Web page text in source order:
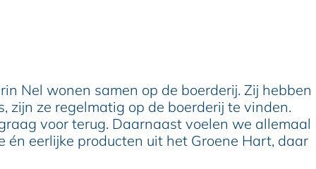
Nel wonen samen op de boerderij. Zij hebben
zijn ze regelmatig op de boerderij te vinden.
voor terug. Daarnaast voelen we allemaal
eerlijke producten uit het Groene Hart, daar